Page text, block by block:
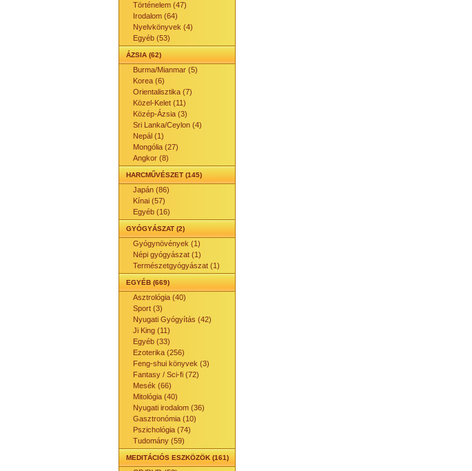
Történelem (47)
Irodalom (64)
Nyelvkönyvek (4)
Egyéb (53)
ÁZSIA (62)
Burma/Mianmar (5)
Korea (6)
Orientalisztika (7)
Közel-Kelet (11)
Közép-Ázsia (3)
Sri Lanka/Ceylon (4)
Nepál (1)
Mongólia (27)
Angkor (8)
HARCMŰVÉSZET (145)
Japán (86)
Kínai (57)
Egyéb (16)
GYÓGYÁSZAT (2)
Gyógynövények (1)
Népi gyógyászat (1)
Természetgyógyászat (1)
EGYÉB (669)
Asztrológia (40)
Sport (3)
Nyugati Gyógyítás (42)
Ji King (11)
Egyéb (33)
Ezoterika (256)
Feng-shui könyvek (3)
Fantasy / Sci-fi (72)
Mesék (66)
Mitológia (40)
Nyugati irodalom (36)
Gasztronómia (10)
Pszichológia (74)
Tudomány (59)
MEDITÁCIÓS ESZKÖZÖK (161)